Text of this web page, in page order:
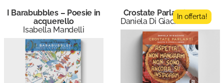
I Barabubbles – Poesie in
acquerello
Isabella Mandelli
Crostate Parlanti
Daniela Di GiacintoIn offerta!